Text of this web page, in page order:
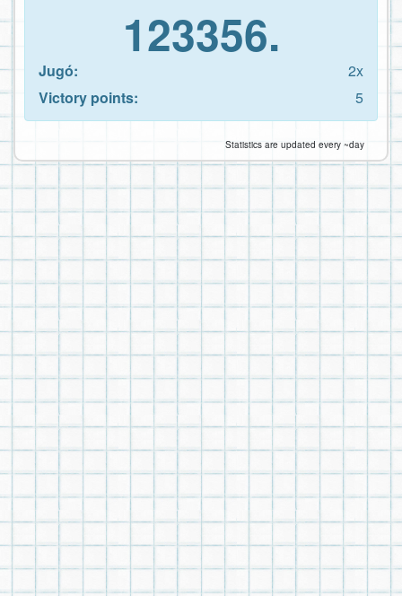
123356.
Jugó:
2x
Victory points:
5
Statistics are updated every ~day